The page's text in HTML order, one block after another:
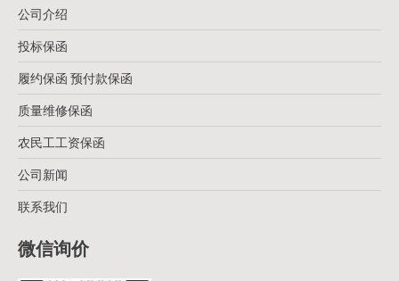
公司介绍
投标保函
履约保函 预付款保函
质量维修保函
农民工工资保函
公司新闻
联系我们
微信询价